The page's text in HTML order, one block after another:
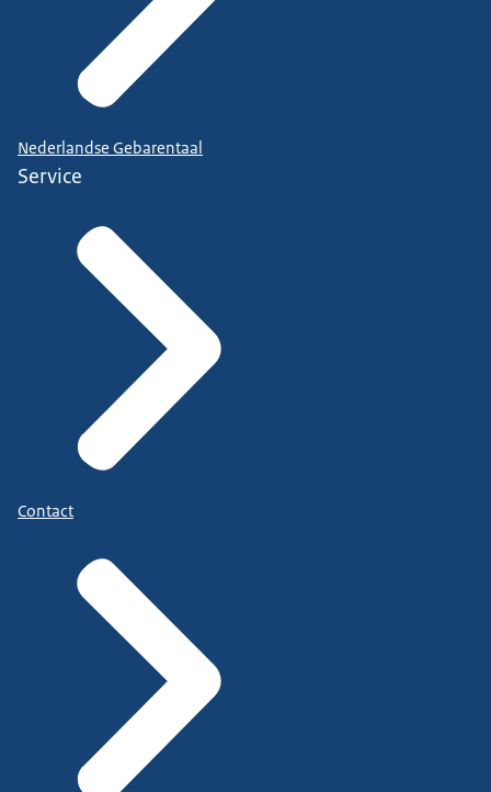
Nederlandse Gebarentaal
Service
Contact